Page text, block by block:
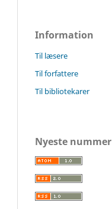
Information
Til læsere
Til forfattere
Til bibliotekarer
Nyeste nummer